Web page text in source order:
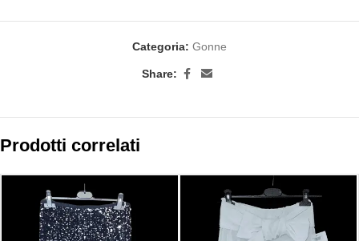
Categoria: Gonne
Share:
Prodotti correlati